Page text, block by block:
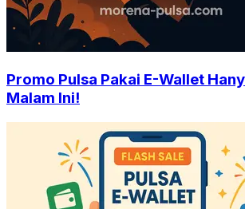
Promo Pulsa Pakai E-Wallet
Malam Ini!